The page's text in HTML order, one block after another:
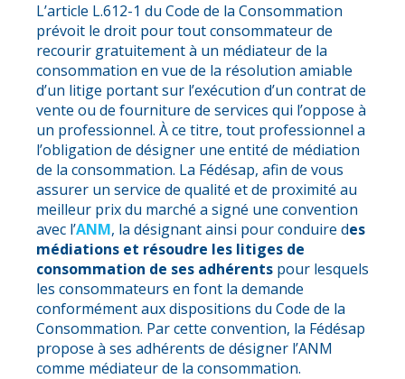
L’article L.612-1 du Code de la Consommation
prévoit le droit pour tout consommateur de
recourir gratuitement à un médiateur de la
consommation en vue de la résolution amiable
d’un litige portant sur l’exécution d’un contrat de
vente ou de fourniture de services qui l’oppose à
un professionnel. À ce titre, tout professionnel a
l’obligation de désigner une entité de médiation
de la consommation. La Fédésap, afin de vous
assurer un service de qualité et de proximité au
meilleur prix du marché a signé une convention
avec l’ANM, la désignant ainsi pour conduire des
médiations et résoudre les litiges de
consommation de ses adhérents pour lesquels
les consommateurs en font la demande
conformément aux dispositions du Code de la
Consommation. Par cette convention, la Fédésap
propose à ses adhérents de désigner l’ANM
comme médiateur de la consommation.